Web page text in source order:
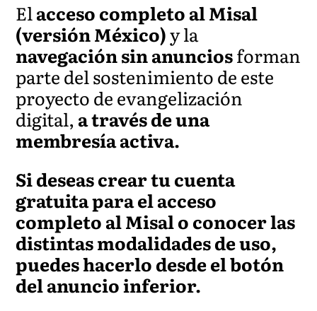
Elacceso completo al Misal
(versión México)y la
navegación sin anunciosforman
parte del sostenimiento de este
proyecto de evangelización
digital, a través de una
membresía activa.
Si deseas crear tu cuenta
gratuita para el acceso
completo al Misal o conocer las
distintas modalidades de uso,
puedes hacerlo desde el botón
del anuncio inferior.